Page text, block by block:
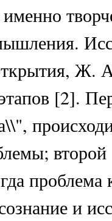
Ж.
[2].
второй
проблема
и